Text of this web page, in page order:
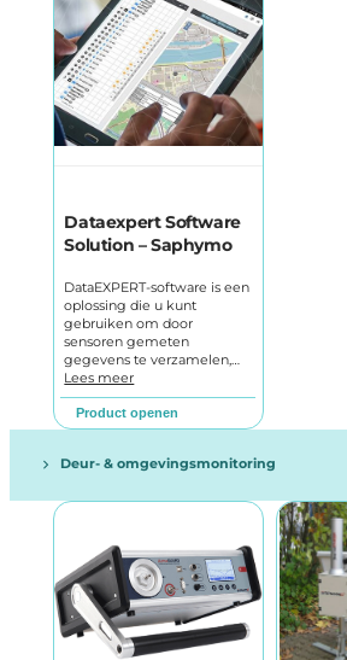
Dataexpert Software
Solution – Saphymo
DataEXPERT-software is een
oplossing die u kunt
gebruiken om door
sensoren gemeten
gegevens te verzamelen,…
Lees meer
Product openen
Deur- & omgevingsmonitoring